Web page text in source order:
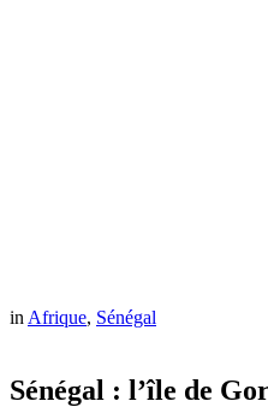
in Afrique, Sénégal
Sénégal : l’île de